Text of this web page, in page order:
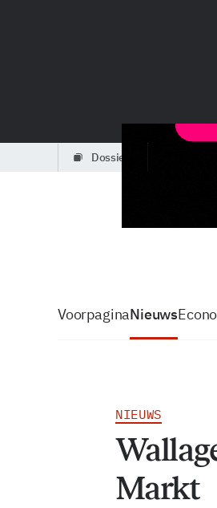
dossiers
VoorpaginaNieuws
NIEUWS
Markt